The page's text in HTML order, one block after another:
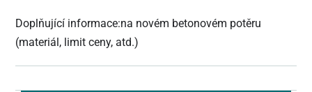
Doplňující informace:na novém betonovém potěru
(materiál, limit ceny, atd.)